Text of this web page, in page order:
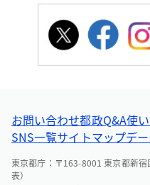
お問い合わせ都政Q&A使
SNS一覧サイトマップデ
東京都庁：〒163-8001 東京都新
表）